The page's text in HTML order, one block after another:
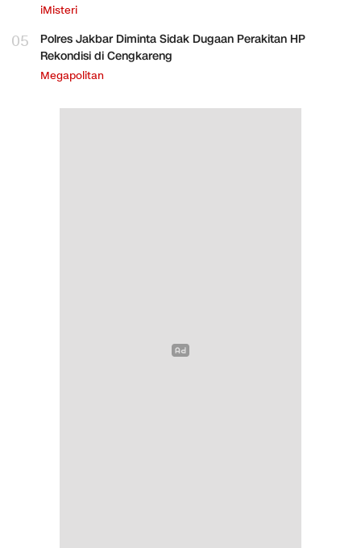
iMisteri
05
Polres Jakbar Diminta Sidak Dugaan Perakitan HP
Rekondisi di Cengkareng
Megapolitan